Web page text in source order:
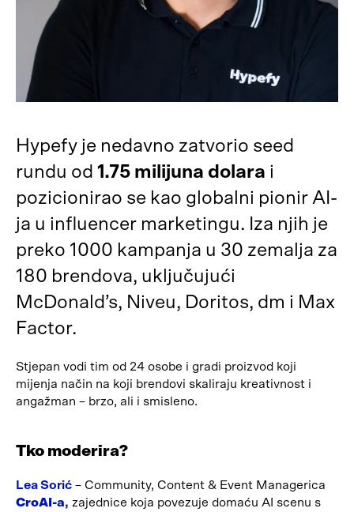
Hypefy je nedavno zatvorio seed
rundu od 1.75 milijuna dolara i
pozicionirao se kao globalni pionir AI-
ja u influencer marketingu. Iza njih je
preko 1000 kampanja u 30 zemalja za
180 brendova, uključujući
McDonald’s, Niveu, Doritos, dm i Max
Factor.
Stjepan vodi tim od 24 osobe i gradi proizvod koji
mijenja način na koji brendovi skaliraju kreativnost i
angažman – brzo, ali i smisleno.
Tko moderira?
Lea Sorić – Community, Content & Event Managerica
CroAI-a, zajednice koja povezuje domaću AI scenu s